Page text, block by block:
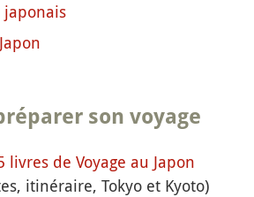
son voyage
livres de Voyage au Japon
itinéraire, Tokyo et Kyoto)